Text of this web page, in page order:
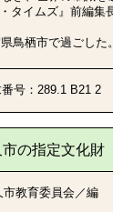
タイムズ』前編集
鳥栖市で過ごした。
号：289.1 B21 2
市の指定文化財
市教育委員会／編